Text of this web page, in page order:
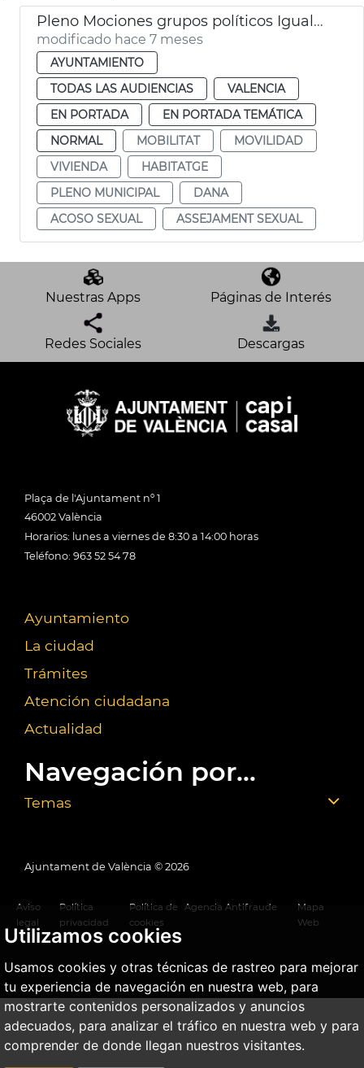
Utilizamos cookies
Usamos cookies y otras técnicas de rastreo para mejorar
tu experiencia de navegación en nuestra web, para
mostrarte contenidos personalizados y anuncios
adecuados, para analizar el tráfico en nuestra web y para
comprender de donde llegan nuestros visitantes.
Pleno Mociones grupos políticos Igualdad Movilidad
modificado hace 7 meses
AYUNTAMIENTO
TODAS LAS AUDIENCIAS
VALENCIA
EN PORTADA
EN PORTADA TEMÁTICA
NORMAL
MOBILITAT
MOVILIDAD
VIVIENDA
HABITATGE
PLENO MUNICIPAL
DANA
ACOSO SEXUAL
ASSEJAMENT SEXUAL
Nuestras Apps Páginas de Interés
Redes Sociales Descargas
Plaça de l'Ajuntament nº 1
46002 València
Horarios: lunes a viernes de 8:30 a 14:00 horas
Teléfono: 963 52 54 78
Ayuntamiento
La ciudad
Trámites
Atención ciudadana
Actualidad
Navegación por...
Temas
Ajuntament de València © 2026
Aviso
legal
Política
privacidad
Política de
cookies
Agencia Antifraude
Mapa
Web